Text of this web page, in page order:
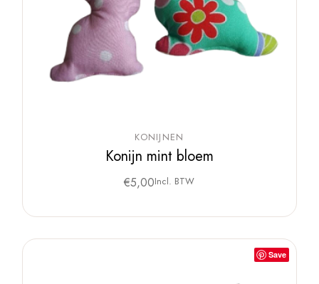
KONIJNEN
Konijn mint bloem
€5,00Incl. BTW
Save